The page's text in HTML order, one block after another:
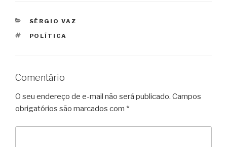
CATEGORIAS
SÉRGIO VAZ
TAGS
POLÍTICA
Comentário
O seu endereço de e-mail não será publicado. Campos
obrigatórios são marcados com *